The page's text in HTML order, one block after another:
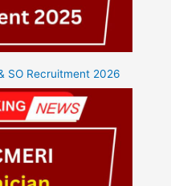
SO Recruitment 2026